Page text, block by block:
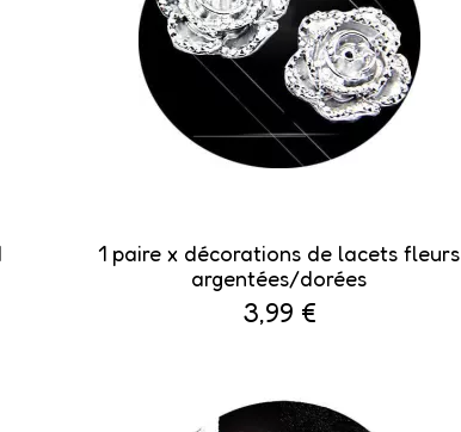
1 paire x ​décorations de lacets fleurs
argentées/dorées
3,99 €